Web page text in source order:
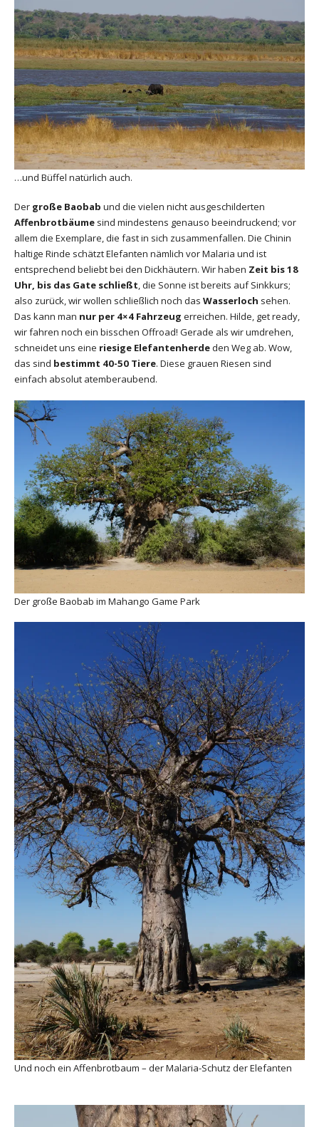
…und Büffel natürlich auch.
Der große Baobab und die vielen nicht ausgeschilderten
Affenbrotbäume sind mindestens genauso beeindruckend; vor
allem die Exemplare, die fast in sich zusammenfallen. Die Chinin
haltige Rinde schätzt Elefanten nämlich vor Malaria und ist
entsprechend beliebt bei den Dickhäutern. Wir haben Zeit bis 18
Uhr, bis das Gate schließt, die Sonne ist bereits auf Sinkkurs;
also zurück, wir wollen schließlich noch das Wasserloch sehen.
Das kann man nur per 4×4 Fahrzeug erreichen. Hilde, get ready,
wir fahren noch ein bisschen Offroad! Gerade als wir umdrehen,
schneidet uns eine riesige Elefantenherdeden Weg ab. Wow,
das sind bestimmt 40-50 Tiere. Diese grauen Riesen sind
einfach absolut atemberaubend.
Der große Baobab im Mahango Game Park
Und noch ein Affenbrotbaum – der Malaria-Schutz der Elefanten